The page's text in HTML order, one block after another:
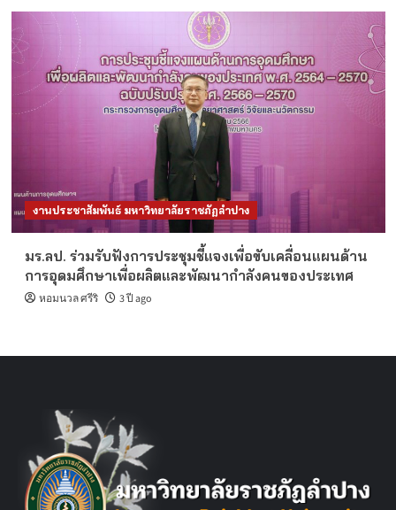
งานประชาสัมพันธ์ มหาวิทยาลัยราชภัฏลำปาง
มร.ลป. ร่วมรับฟังการประชุมชี้แจงเพื่อขับเคลื่อนแผนด้าน
การอุดมศึกษาเพื่อผลิตและพัฒนากำลังคนของประเทศ
หอมนวล ศรีริ 3 ปี ago